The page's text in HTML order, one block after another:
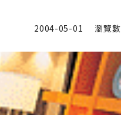
2004-05-01 瀏覽數